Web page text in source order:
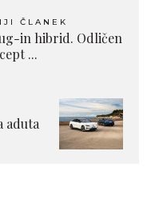
ČLANEK
in hibrid. Odličen
...
aduta